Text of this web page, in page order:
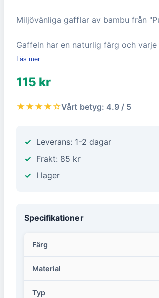
Miljövänliga gafflar av bambu från
Gaffeln har en naturlig färg och
Läs mer
115 kr
★★★★☆Vårt betyg: 4.9 / 5
Leverans: 1-2 dagar
Frakt: 85 kr
I lager
Specifikationer
Färg
Material
Typ